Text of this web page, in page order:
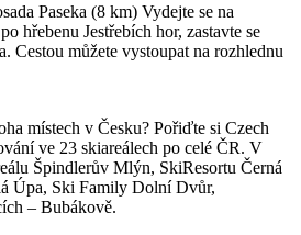
Paseka (8 km) Vydejte se na
hřebenu Jestřebích hor, zastavte se
Cestou můžete vystoupat na rozhlednu
místech v Česku? Pořiďte si Czech
ve 23 skiareálech po celé ČR. V
Špindlerův Mlýn, SkiResortu Černá
Úpa, Ski Family Dolní Dvůr,
– Bubákově.